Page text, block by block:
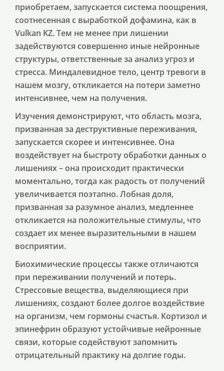
приобретаем, запускается система поощрения,
соотнесенная с выработкой дофамина, как в
Vulkan KZ. Тем не менее при лишении
задействуются совершенно иные нейронные
структуры, ответственные за анализ угроз и
стресса. Миндалевидное тело, центр тревоги в
нашем мозгу, откликается на потери заметно
интенсивнее, чем на получения.
Изучения демонстрируют, что область мозга,
призванная за деструктивные переживания,
запускается скорее и интенсивнее. Она
воздействует на быстроту обработки данных о
лишениях – она происходит практически
моментально, тогда как радость от получений
увеличивается поэтапно. Лобная доля,
призванная за разумное анализ, медленнее
откликается на положительные стимулы, что
создает их менее выразительными в нашем
восприятии.
Биохимические процессы также отличаются
при переживании получений и потерь.
Стрессовые вещества, выделяющиеся при
лишениях, создают более долгое воздействие
на организм, чем гормоны счастья. Кортизол и
эпинефрин образуют устойчивые нейронные
связи, которые содействуют запомнить
отрицательный практику на долгие годы.